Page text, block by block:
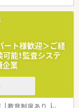
ート様歓迎＞ご経
能！監査システ
企業